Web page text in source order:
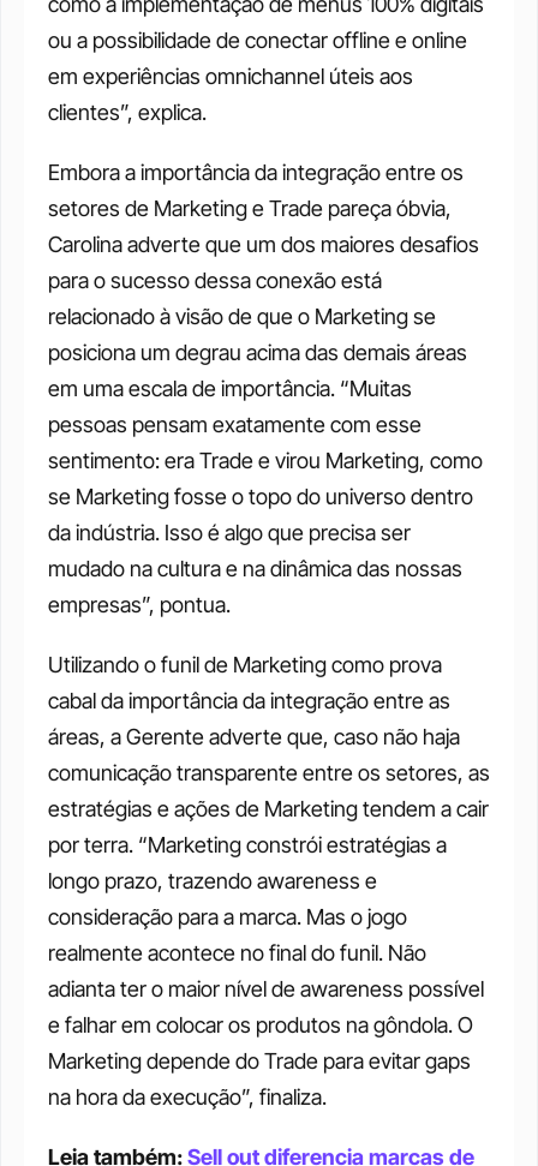
ou a possibilidade de conectar offline e online
em experiências omnichannel úteis aos
clientes”, explica.
Embora a importância da integração entre os
setores de Marketing e Trade pareça óbvia,
Carolina adverte que um dos maiores desafios
para o sucesso dessa conexão está
relacionado à visão de que o Marketing se
posiciona um degrau acima das demais áreas
em uma escala de importância. “Muitas
pessoas pensam exatamente com esse
sentimento: era Trade e virou Marketing, como
se Marketing fosse o topo do universo dentro
da indústria. Isso é algo que precisa ser
mudado na cultura e na dinâmica das nossas
empresas”, pontua.
Utilizando o funil de Marketing como prova
cabal da importância da integração entre as
áreas, a Gerente adverte que, caso não haja
comunicação transparente entre os setores, as
estratégias e ações de Marketing tendem a cair
por terra. “Marketing constrói estratégias a
longo prazo, trazendo awareness e
consideração para a marca. Mas o jogo
realmente acontece no final do funil. Não
adianta ter o maior nível de awareness possível
e falhar em colocar os produtos na gôndola. O
Marketing depende do Trade para evitar gaps
na hora da execução”, finaliza.
Leia também: Sell out diferencia marcas de